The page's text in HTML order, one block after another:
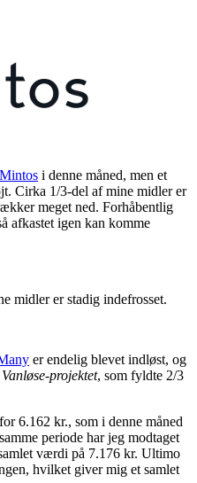
Mintos i denne måned, men et
Cirka 1/3-del af mine midler er
meget ned. Forhåbentlig
afkastet igen kan komme
midler er stadig indefrosset.
er endelig blevet indløst, og
Vanløse-projektet, som fyldte 2/3
6.162 kr., som i denne måned
periode har jeg modtaget
værdi på 7.176 kr. Ultimo
hvilket giver mig et samlet